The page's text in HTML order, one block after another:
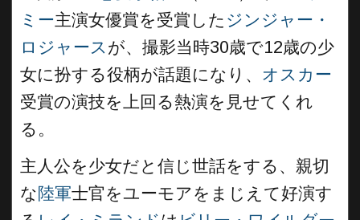
ミー主演女優賞を受賞した ジンジャー・
ロジャースが、撮影当時30歳で12歳の少
女に扮する役柄が話題になり、 オスカー
受賞の演技を上回る熱演を見せてくれ
る。
主人公を少女だと信じ世話をする、親切
な陸軍士官をユーモアをまじえて好演す